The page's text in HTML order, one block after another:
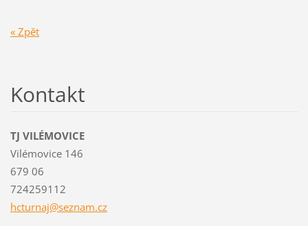
« Zpět
Kontakt
TJ VILÉMOVICE
Vilémovice 146
679 06
724259112
hcturnaj@seznam.cz